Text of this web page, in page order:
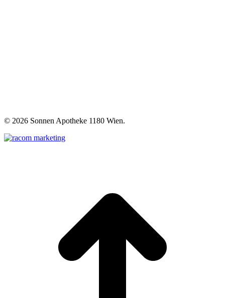
© 2026 Sonnen Apotheke 1180 Wien.